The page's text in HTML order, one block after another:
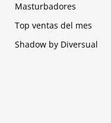
Masturbadores
Top ventas del mes
Shadow by Diversual